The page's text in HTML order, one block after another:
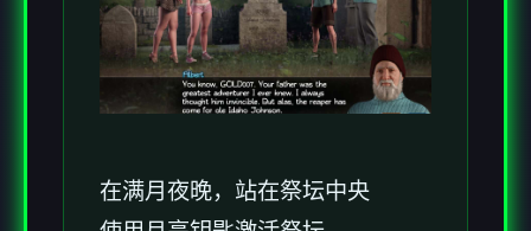
在满月夜晚，站在祭坛中央